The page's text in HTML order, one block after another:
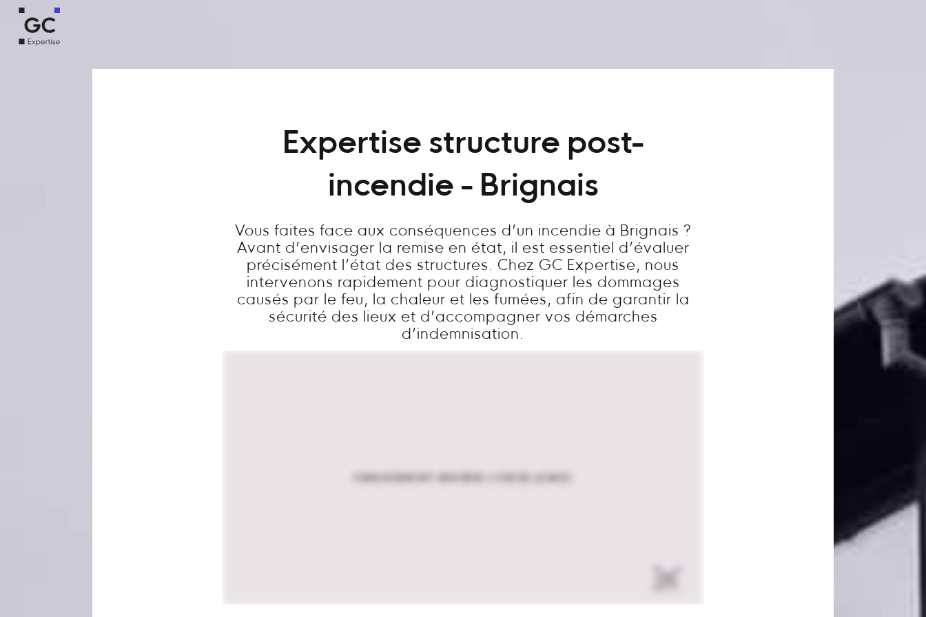
Expertise structure post-
incendie - Brignais
Vous faites face aux conséquences d’un incendie à Brignais ?
Avant d’envisager la remise en état, il est essentiel d’évaluer
précisément l’état des structures. Chez GC Expertise, nous
intervenons rapidement pour diagnostiquer les dommages
causés par le feu, la chaleur et les fumées, afin de garantir la
sécurité des lieux et d’accompagner vos démarches
d’indemnisation.